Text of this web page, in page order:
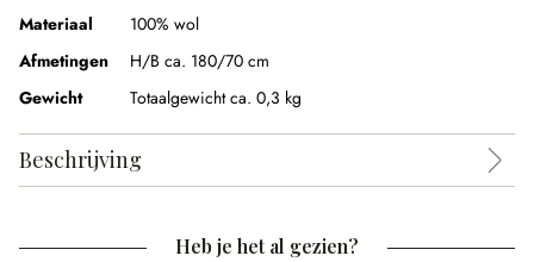
Materiaal
100% wol
Afmetingen
H/B ca. 180/70 cm
Gewicht
Totaalgewicht ca. 0,3 kg
Beschrijving
Heb je het al gezien?